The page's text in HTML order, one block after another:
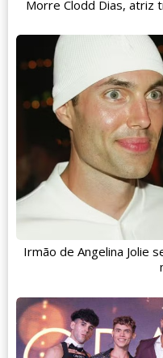
Morre Clodd Dias, atriz
Irmão de Angelina Jolie